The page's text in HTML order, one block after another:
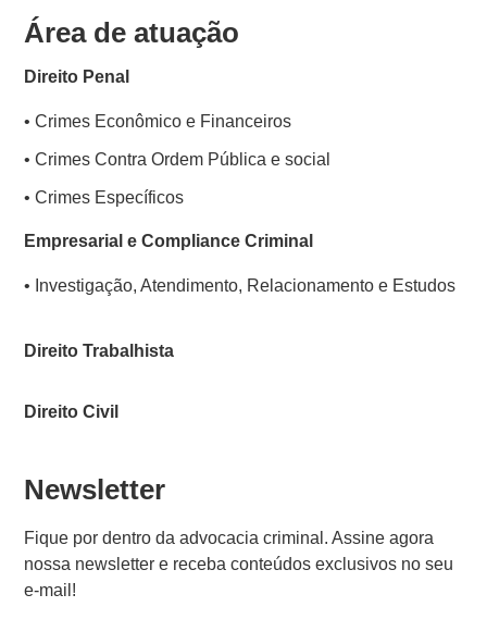
Área de atuação
Direito Penal
• Crimes Econômico e Financeiros
• Crimes Contra Ordem Pública e social
• Crimes Específicos
Empresarial e Compliance Criminal
• Investigação, Atendimento, Relacionamento e Estudos
Direito Trabalhista
Direito Civil
Newsletter
Fique por dentro da advocacia criminal. Assine agora
nossa newsletter e receba conteúdos exclusivos no seu
e-mail!